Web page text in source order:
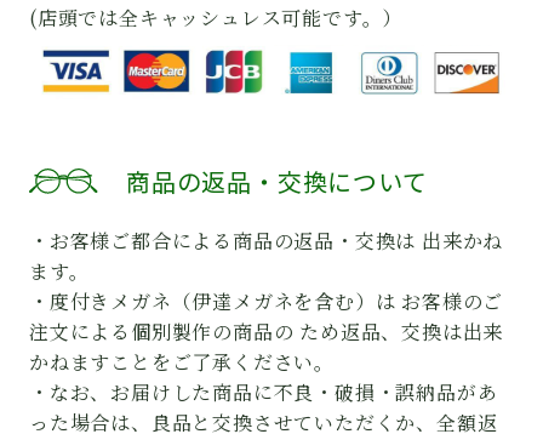
(店頭では全キャッシュレス可能です。）
商品の返品・交換について
・お客様ご都合による商品の返品・交換は 出来かね
ます。
・度付きメガネ（伊達メガネを含む）は お客様のご
注文による個別製作の商品の ため返品、交換は出来
かねますことをご了承ください。
・なお、お届けした商品に不良・破損・誤納品があ
った場合は、良品と交換させていただくか、全額返